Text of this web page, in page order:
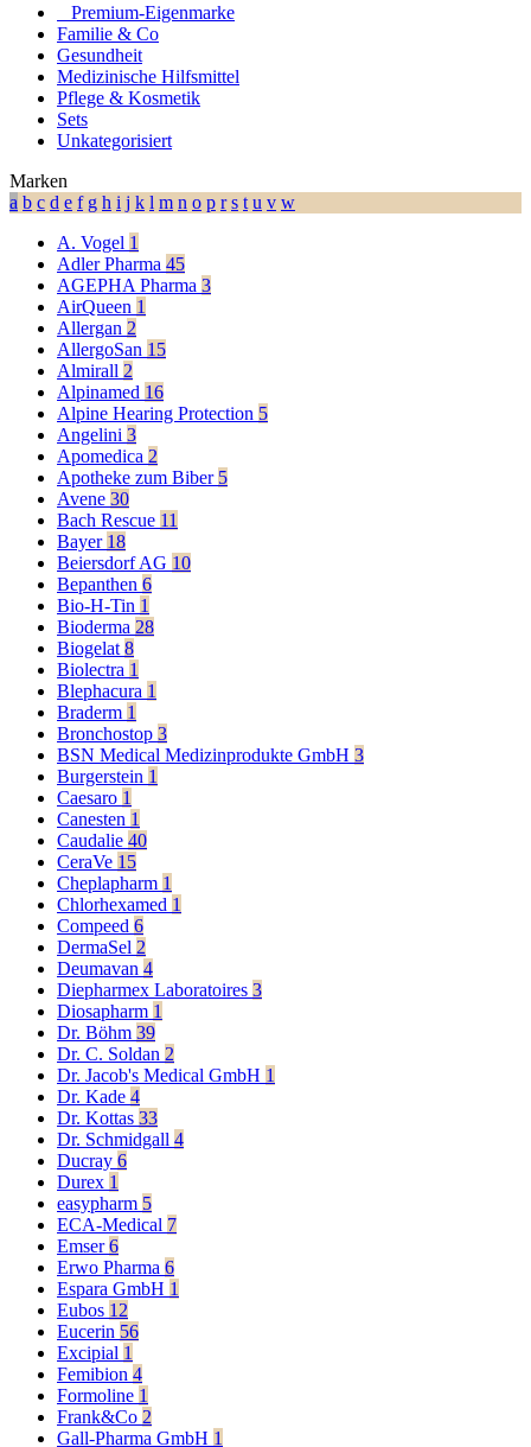
⠀​Premium-Eigenmarke
Familie & Co
Gesundheit
Medizinische Hilfsmittel
Pflege & Kosmetik
Sets
Unkategorisiert
Marken
a b c d e f g h i j k l m n o p r s t u v w
A. Vogel 1
Adler Pharma 45
AGEPHA Pharma 3
AirQueen 1
Allergan 2
AllergoSan 15
Almirall 2
Alpinamed 16
Alpine Hearing Protection 5
Angelini 3
Apomedica 2
Apotheke zum Biber 5
Avene 30
Bach Rescue 11
Bayer 18
Beiersdorf AG 10
Bepanthen 6
Bio-H-Tin 1
Bioderma 28
Biogelat 8
Biolectra 1
Blephacura 1
Braderm 1
Bronchostop 3
BSN Medical Medizinprodukte GmbH 3
Burgerstein 1
Caesaro 1
Canesten 1
Caudalie 40
CeraVe 15
Cheplapharm 1
Chlorhexamed 1
Compeed 6
DermaSel 2
Deumavan 4
Diepharmex Laboratoires 3
Diosapharm 1
Dr. Böhm 39
Dr. C. Soldan 2
Dr. Jacob's Medical GmbH 1
Dr. Kade 4
Dr. Kottas 33
Dr. Schmidgall 4
Ducray 6
Durex 1
easypharm 5
ECA-Medical 7
Emser6
Erwo Pharma 6
Espara GmbH 1
Eubos 12
Eucerin 56
Excipial 1
Femibion 4
Formoline 1
Frank&Co 2
Gall-Pharma GmbH 1